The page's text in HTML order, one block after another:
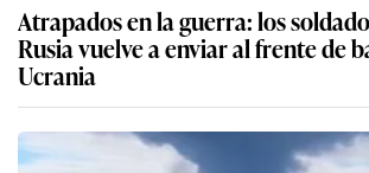
Atrapados en la guerra: los
Rusia vuelve a enviar al frente de
Ucrania